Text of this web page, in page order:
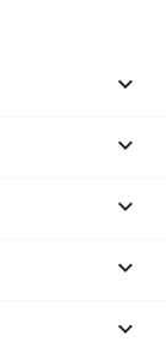




keyboard_arrow_down